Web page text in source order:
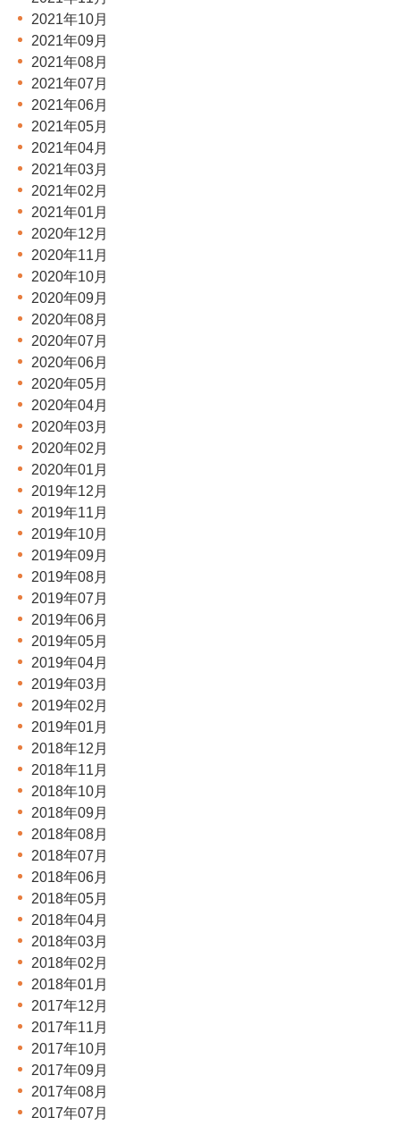
2021年10月
2021年09月
2021年08月
2021年07月
2021年06月
2021年05月
2021年04月
2021年03月
2021年02月
2021年01月
2020年12月
2020年11月
2020年10月
2020年09月
2020年08月
2020年07月
2020年06月
2020年05月
2020年04月
2020年03月
2020年02月
2020年01月
2019年12月
2019年11月
2019年10月
2019年09月
2019年08月
2019年07月
2019年06月
2019年05月
2019年04月
2019年03月
2019年02月
2019年01月
2018年12月
2018年11月
2018年10月
2018年09月
2018年08月
2018年07月
2018年06月
2018年05月
2018年04月
2018年03月
2018年02月
2018年01月
2017年12月
2017年11月
2017年10月
2017年09月
2017年08月
2017年07月